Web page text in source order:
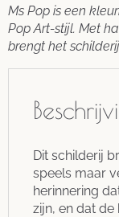
Ms Pop is een
Pop Art-stijl. Met
brengt het
Dit schilderij
speels maar
herinnering
zijn, en dat